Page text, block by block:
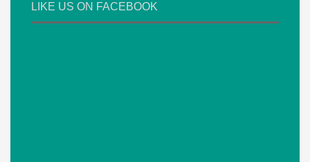
LIKE US ON FACEBOOK